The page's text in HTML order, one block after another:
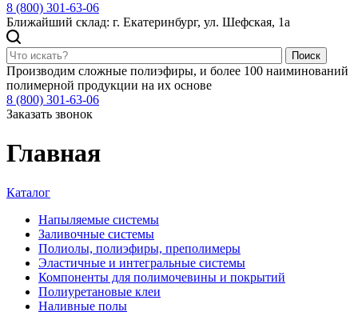
8 (800) 301-63-06
Ближайший склад: г. Екатеринбург, ул. Шефская, 1а
Поиск
Производим сложные полиэфиры, и более 100 наиминований
полимерной продукции на их основе
8 (800) 301-63-06
Заказать звонок
Главная
Каталог
Напыляемые системы
Заливочные системы
Полиолы, полиэфиры, преполимеры
Эластичные и интегральные системы
Компоненты для полимочевины и покрытий
Полиуретановые клеи
Наливные полы